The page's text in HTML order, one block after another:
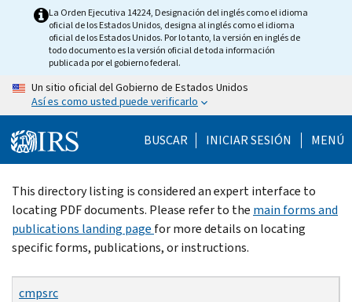
La Orden Ejecutiva 14224, Designación del inglés como el idioma
oficial de los Estados Unidos, designa al inglés como el idioma
oficial de los Estados Unidos. Por lo tanto, la versión en inglés de
todo documento es la versión oficial de toda información
publicada por el gobierno federal.
Un sitio oficial del Gobierno de Estados Unidos
Así es como usted puede verificarlo
BUSCAR INICIAR SESIÓN MENÚ
Beginning
of
main
content
This directory listing is considered an expert interface to
locating PDF documents. Please refer to the main forms and
publications landing page for more details on locating
specific forms, publications, or instructions.
cmpsrc